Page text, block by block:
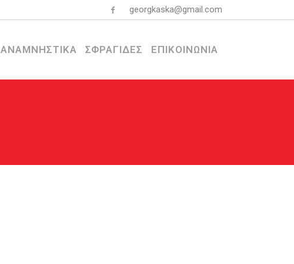
georgkaska@gmail.com
ΑΝΑΜΝΗΣΤΙΚΑ ΣΦΡΑΓΙΔΕΣ ΕΠΙΚΟΙΝΩΝΙΑ